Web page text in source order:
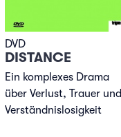
DVD
DISTANCE
Ein komplexes Drama
über Verlust, Trauer und
Verständnislosigkeit